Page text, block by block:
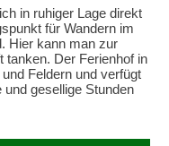
in ruhiger Lage direkt
für Wandern im
Hier kann man zur
tanken. Der Ferienhof in
Feldern und verfügt
und gesellige Stunden